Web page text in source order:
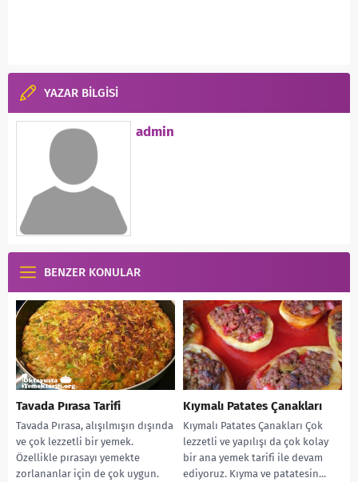
YAZAR BİLGİSİ
admin
BENZER KONULAR
Tavada Pırasa Tarifi
Tavada Pırasa, alışılmışın dışında
ve çok lezzetli bir yemek.
Özellikle pırasayı yemekte
zorlananlar için de çok uygun.
Kıymalı Patates Çanakları
Kıymalı Patates Çanakları Çok
lezzetli ve yapılışı da çok kolay
bir ana yemek tarifi ile devam
ediyoruz. Kıyma ve patatesin...